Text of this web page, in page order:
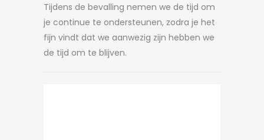
Tijdens de bevalling nemen we de tijd om
je continue te ondersteunen, zodra je het
fijn vindt dat we aanwezig zijn hebben we
de tijd om te blijven.